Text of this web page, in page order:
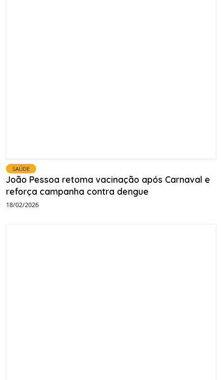
SAÚDE
João Pessoa retoma vacinação após Carnaval e
reforça campanha contra dengue
18/02/2026